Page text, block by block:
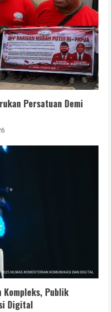
Persatuan Demi
Publik
Digital